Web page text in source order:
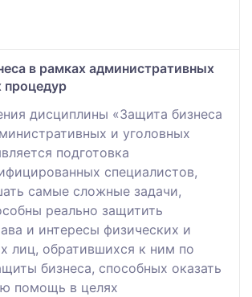
в рамках административных
процедур
дисциплины «Защита бизнеса
и уголовных
подготовка
специалистов,
самые сложные задачи,
реально защитить
и интересы физических и
лиц, обратившихся к ним по
бизнеса, способных оказать
помощь в целях